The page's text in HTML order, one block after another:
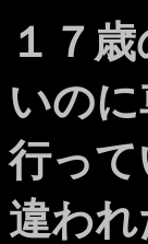
１７
いの
行っ
違わ